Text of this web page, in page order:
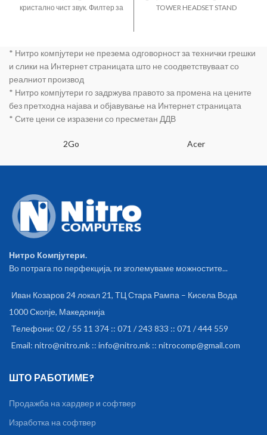
контроли
кристално чист звук. Филтер за
мобилен телефон. Читање на
повикувач од мобилен
TOWER HEADSET STAND
Anti Slip Design Rubberized Base
- Added Weights Inside for
By Fantech
* Нитро компјутери не презема одговорност за технички грешки
и слики на Интернет страницата што не соодветствуваат со
реалниот производ
* Нитро компјутери го задржува правото за промена на цените
без претходна најава и објавување на Интернет страницата
* Сите цени се изразени со пресметан ДДВ
2Go Acer
Нитро Компјутери.
Во потрага по перфекција, ги зголемуваме можностите...
Иван Козаров 24 локал 21, ТЦ Стара Рампа – Кисела Вода
1000 Скопје, Македонија
Телефони: 02 / 55 11 374 :: 071 / 243 833 :: 071 / 444 559
Email: nitro@nitro.mk :: info@nitro.mk :: nitrocomp@gmail.com
ШТО РАБОТИМЕ?
Продажба на хардвер и софтвер
Изработка на софтвер